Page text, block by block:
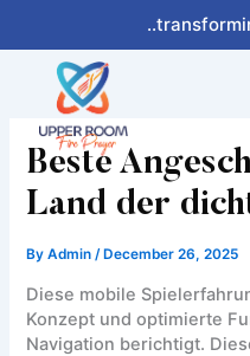
content
Beste
Land der
ByAdmin/ December 26, 2025
Diese mobile
Konzept und optimierte
Navigation berichtigt.